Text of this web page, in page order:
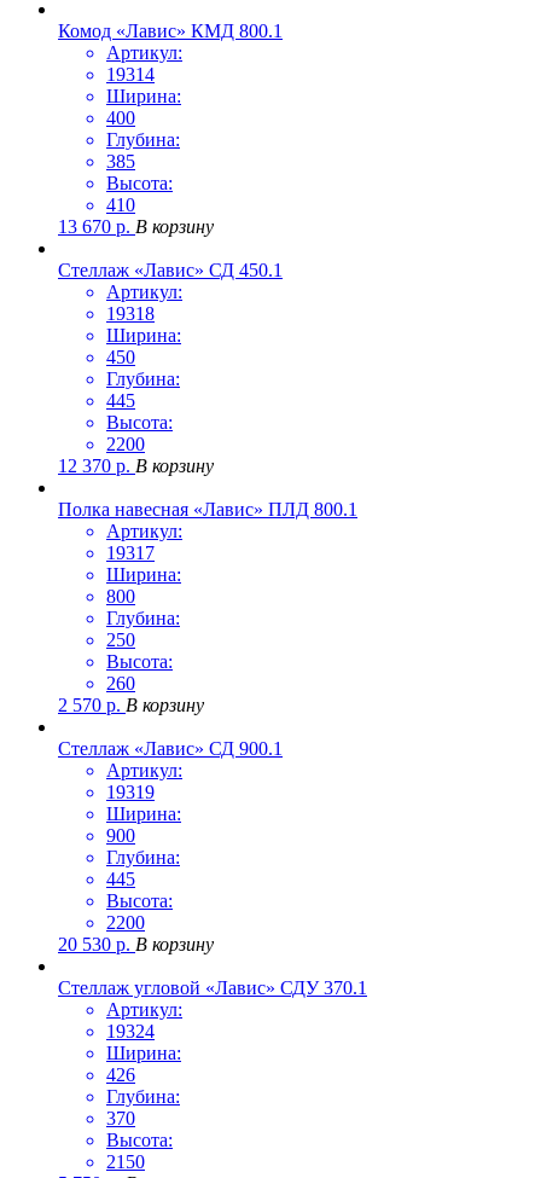
Комод «Лавис» КМД 800.1
Артикул:
19314
Ширина:
400
Глубина:
385
Высота:
410
13 670 р. В корзину
Стеллаж «Лавис» СД 450.1
Артикул:
19318
Ширина:
450
Глубина:
445
Высота:
2200
12 370 р. В корзину
Полка навесная «Лавис» ПЛД 800.1
Артикул:
19317
Ширина:
800
Глубина:
250
Высота:
260
2 570 р. В корзину
Стеллаж «Лавис» СД 900.1
Артикул:
19319
Ширина:
900
Глубина:
445
Высота:
2200
20 530 р. В корзину
Стеллаж угловой «Лавис» СДУ 370.1
Артикул:
19324
Ширина:
426
Глубина:
370
Высота:
2150